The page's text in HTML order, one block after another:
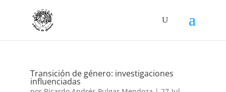
Transición de género: investigaciones
influenciadas